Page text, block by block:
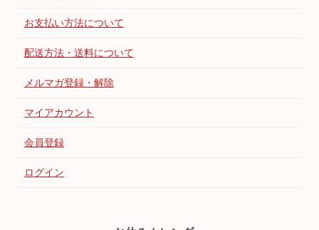
お支払い方法について
配送方法・送料について
メルマガ登録・解除
マイアカウント
会員登録
ログイン